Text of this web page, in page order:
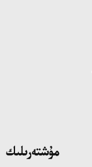
مۇشتەرىلىك